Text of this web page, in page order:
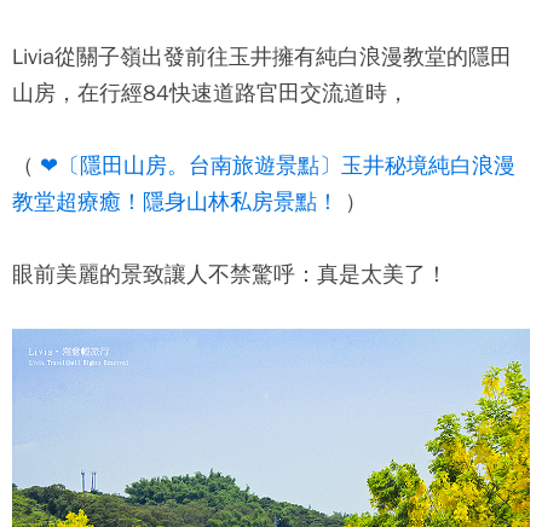
Livia從關子嶺出發前往玉井擁有純白浪漫教堂的隱田
山房，在行經84快速道路官田交流道時，
（ ❤〔隱田山房。台南旅遊景點〕玉井秘境純白浪漫
教堂超療癒！隱身山林私房景點！
）
眼前美麗的景致讓人不禁驚呼：真是太美了！